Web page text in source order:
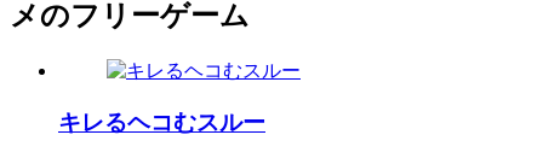
メのフリーゲーム
キレるヘコむスルー